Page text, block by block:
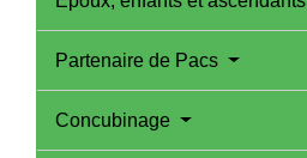
Partenaire de Pacs
Concubinage